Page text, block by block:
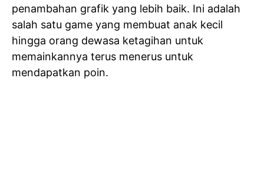
penambahan grafik yang lebih baik. Ini adalah
salah satu game yang membuat anak kecil
hingga orang dewasa ketagihan untuk
memainkannya terus menerus untuk
mendapatkan poin.